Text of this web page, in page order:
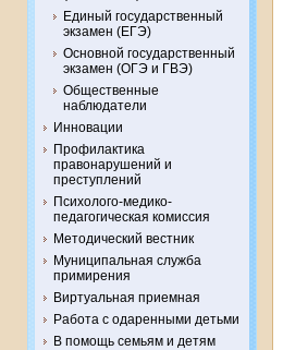
Единый государственный
экзамен (ЕГЭ)
Основной государственный
экзамен (ОГЭ и ГВЭ)
Общественные
наблюдатели
Инновации
Профилактика
правонарушений и
преступлений
Психолого-медико-
педагогическая комиссия
Методический вестник
Муниципальная служба
примирения
Виртуальная приемная
Работа с одаренными детьми
В помощь семьям и детям